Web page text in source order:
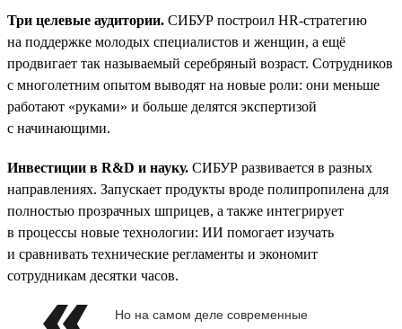
Три целевые аудитории. СИБУР построил HR-стратегию
на поддержке молодых специалистов и женщин, а ещё
продвигает так называемый серебряный возраст. Сотрудников
с многолетним опытом выводят на новые роли: они меньше
работают «руками» и больше делятся экспертизой
с начинающими.
Инвестиции в R&D и науку. СИБУР развивается в разных
направлениях. Запускает продукты вроде полипропилена для
полностью прозрачных шприцев, а также интегрирует
в процессы новые технологии: ИИ помогает изучать
и сравнивать технические регламенты и экономит
сотрудникам десятки часов.
Но на самом деле современные